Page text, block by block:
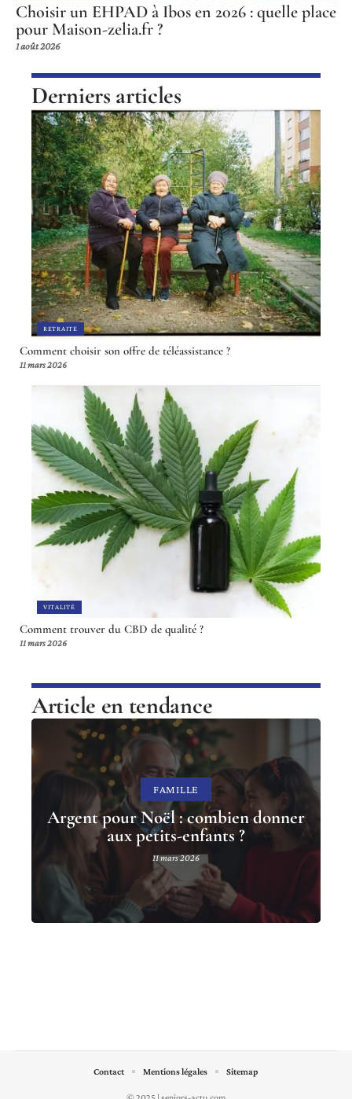
Choisir un EHPAD à Ibos en 2026 : quelle place
pour Maison-zelia.fr ?
1 août 2026
Derniers articles
RETRAITE
Comment choisir son offre de téléassistance ?
11 mars 2026
VITALITÉ
Comment trouver du CBD de qualité ?
11 mars 2026
Article en tendance
FAMILLE
Argent pour Noël : combien donner
aux petits-enfants ?
11 mars 2026
Contact Mentions légales Sitemap